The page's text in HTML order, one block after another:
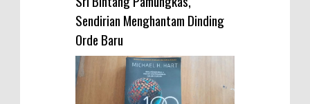
Sendirian Menghantam Dinding
Orde Baru